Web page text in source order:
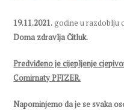
19.11.2021.godine u
Doma zdravlja Čitluk.
Predviđeno je cijepljenje
Comirnaty PFIZER.
Napominjemo da je se svaka